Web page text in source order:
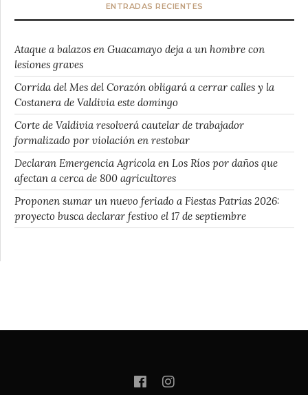
ENTRADAS RECIENTES
Ataque a balazos en Guacamayo deja a un hombre con
lesiones graves
Corrida del Mes del Corazón obligará a cerrar calles y la
Costanera de Valdivia este domingo
Corte de Valdivia resolverá cautelar de trabajador
formalizado por violación en restobar
Declaran Emergencia Agrícola en Los Ríos por daños que
afectan a cerca de 800 agricultores
Proponen sumar un nuevo feriado a Fiestas Patrias 2026:
proyecto busca declarar festivo el 17 de septiembre